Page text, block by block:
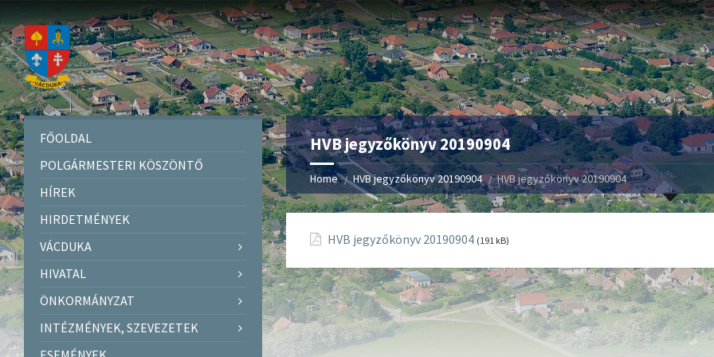
HVB jegyzőkönyv 20190904
Home HVB jegyzőkönyv 20190904 HVB jegyzőkönyv 20190904
HVB jegyzőkönyv 20190904 (191 kB)
FŐOLDAL
POLGÁRMESTERI KÖSZÖNTŐ
HÍREK
HIRDETMÉNYEK
VÁCDUKA
HIVATAL
ÖNKORMÁNYZAT
INTÉZMÉNYEK, SZEVEZETEK